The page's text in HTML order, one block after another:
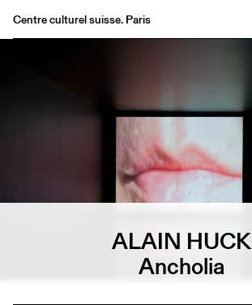
Centre culturel suisse. Paris
Informations
ALAIN HUCK
Ancholia